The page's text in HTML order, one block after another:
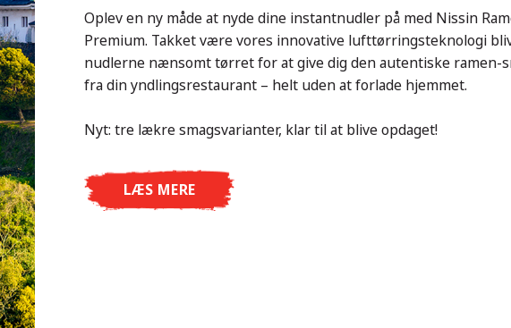
Oplev en ny måde at nyde dine instantnudler på med Nissin
Premium. Takket være vores innovative lufttørringsteknologi
nudlerne nænsomt tørret for at give dig den autentiske ramen-
fra din yndlingsrestaurant – helt uden at forlade hjemmet.
Nyt: tre lækre smagsvarianter, klar til at blive opdaget!
LÆS MERE